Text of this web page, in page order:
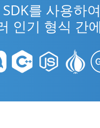
를 사용하
인기 형식 간